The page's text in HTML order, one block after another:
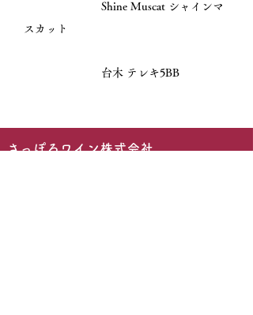
Shine Muscat シャインマ
スカット
台木 テレキ5BB
​さっぽろワイン株式会社